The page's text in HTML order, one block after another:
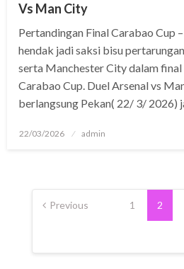
Vs Man City
Pertandingan Final Carabao Cup
hendak jadi saksi bisu
serta Manchester City dalam final
Carabao Cup. Duel Arsenal vs
berlangsung Pekan( 22/ 3/ 2026)
Posted
22/03/2026 admin
Posts
pagination
Previous 1 2